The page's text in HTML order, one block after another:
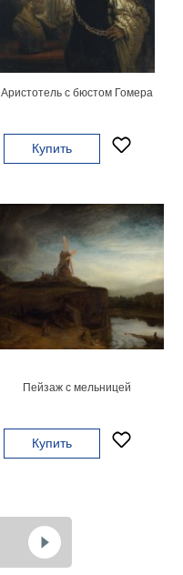
Аристотель с бюстом Гомера
Купить
Пейзаж с мельницей
Купить